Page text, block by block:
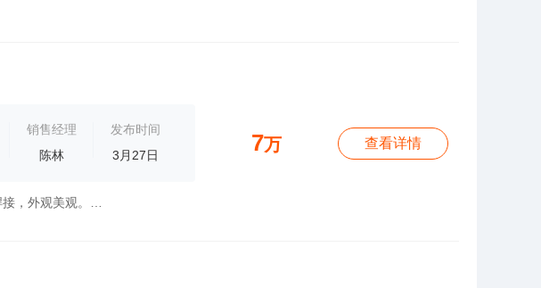
销售经理
陈林
发布时间
3月27日
7万 查看详情